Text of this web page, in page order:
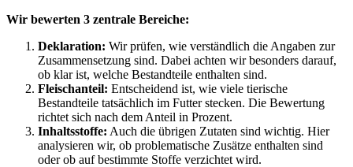
Wir bewerten 3 zentrale Bereiche:
Deklaration: Wir prüfen, wie verständlich die Angaben zur
Zusammensetzung sind. Dabei achten wir besonders darauf,
ob klar ist, welche Bestandteile enthalten sind.
Fleischanteil: Entscheidend ist, wie viele tierische
Bestandteile tatsächlich im Futter stecken. Die Bewertung
richtet sich nach dem Anteil in Prozent.
Inhaltsstoffe: Auch die übrigen Zutaten sind wichtig. Hier
analysieren wir, ob problematische Zusätze enthalten sind
oder ob auf bestimmte Stoffe verzichtet wird.